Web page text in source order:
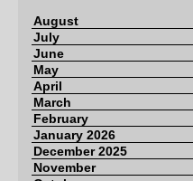
August
July
June
May
April
March
February
January 2026
December 2025
November